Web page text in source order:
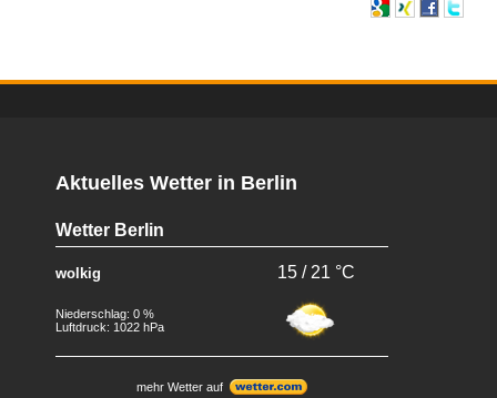
Aktuelles Wetter in Berlin
Wetter Berlin
wolkig 15 / 21 °C
Niederschlag: 0 %
Luftdruck: 1022 hPa
mehr Wetter auf